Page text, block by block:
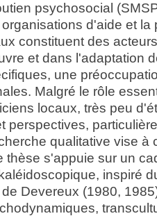
psychosocial
d'aide et la
constituent des
et dans l'adaptation
une
Malgré le rôle
locaux, très peu
perspectives,
qualitative vise à
thèse s'appuie sur un
inspiré
Devereux (1980,